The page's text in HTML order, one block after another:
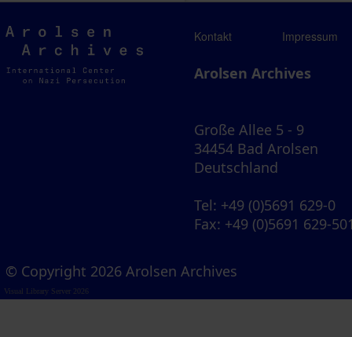
Arolsen
Archives
Kontakt Impressum
Arolsen Archives
Große Allee 5 - 9
34454 Bad Arolsen
Deutschland
Tel: +49 (0)5691 629-0
Fax: +49 (0)5691 629-
© Copyright 2026 Arolsen Archives
Visual Library Server 2026